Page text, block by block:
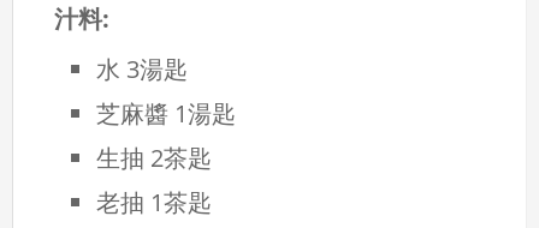
汁料:
水 3湯匙
芝麻醬 1湯匙
生抽 2茶匙
老抽 1茶匙